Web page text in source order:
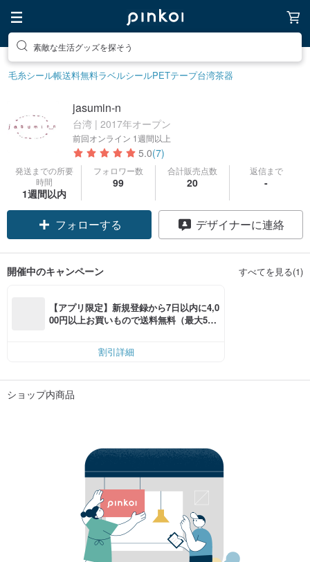
素敵な生活グッズを探そう
毛糸シール帳送料無料ラベルシールPETテープ台湾茶器
jasumin-n
台湾 | 2017年オープン
前回オンライン 1週間以上
5.0(7)
発送までの所要
時間
1週間以内
フォロワー数
99
合計販売点数
20
返信まで
-
クーポン取得
フォローする
デザイナーに連絡
開催中のキャンペーン すべてを見る(1)
【アプリ限定】新規登録から7日以内に4,0
00円以上お買いもので送料無料（最大500
割引詳細
ショップ内商品